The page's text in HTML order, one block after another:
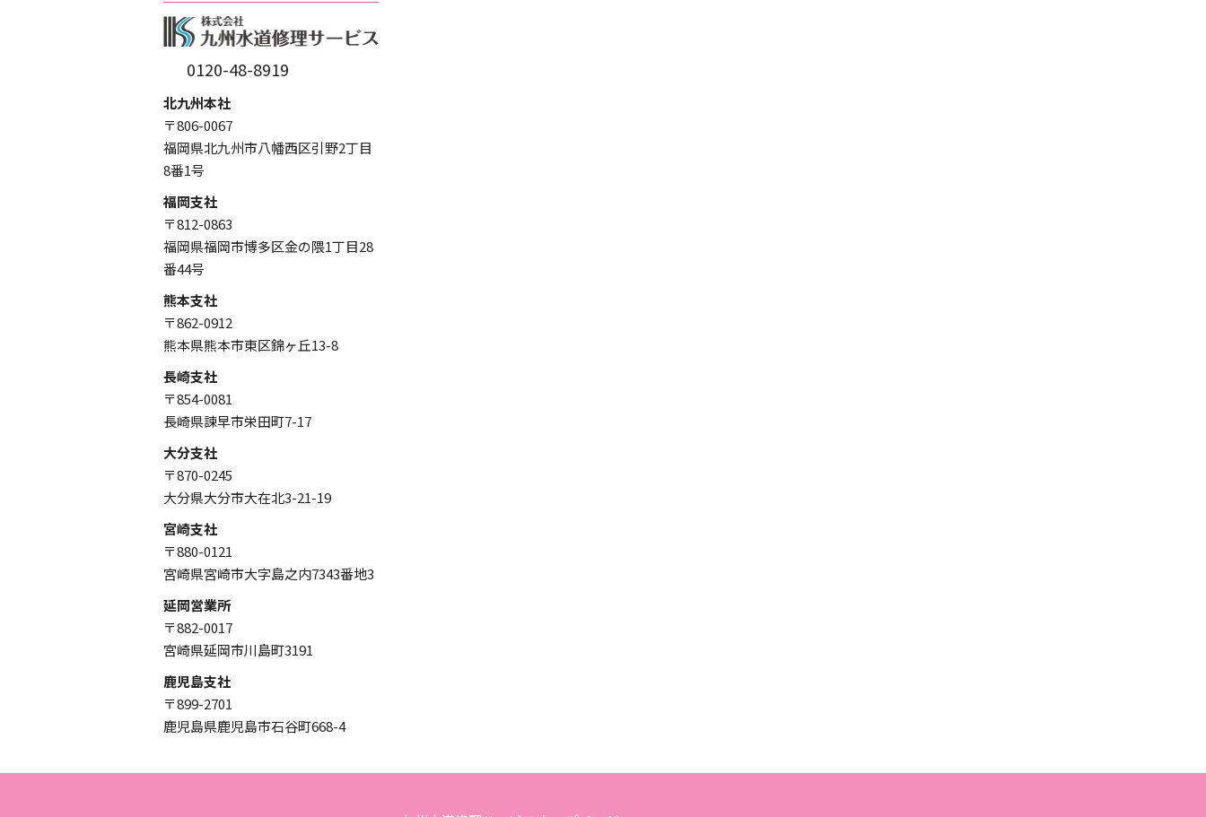
0120-48-8919
北九州本社
〒806-0067
福岡県北九州市八幡西区引野2丁目
8番1号
福岡支社
〒812-0863
福岡県福岡市博多区金の隈1丁目28
番44号
熊本支社
〒862-0912
熊本県熊本市東区錦ヶ丘13-8
長崎支社
〒854-0081
長崎県諫早市栄田町7-17
大分支社
〒870-0245
大分県大分市大在北3-21-19
宮崎支社
〒880-0121
宮崎県宮崎市大字島之内7343番地3
延岡営業所
〒882-0017
宮崎県延岡市川島町3191
鹿児島支社
〒899-2701
鹿児島県鹿児島市石谷町668-4